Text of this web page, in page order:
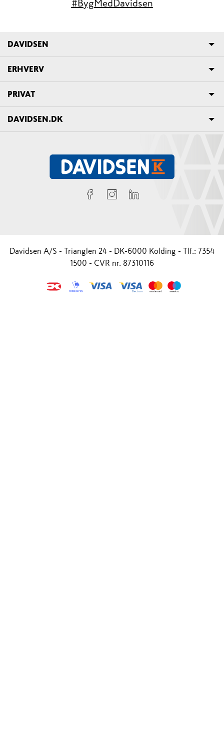
#BygMedDavidsen
DAVIDSEN
ERHVERV
PRIVAT
DAVIDSEN.DK
Davidsen A/S - Trianglen 24 - DK-6000 Kolding - Tlf.: 7354
1500 - CVR nr. 87310116